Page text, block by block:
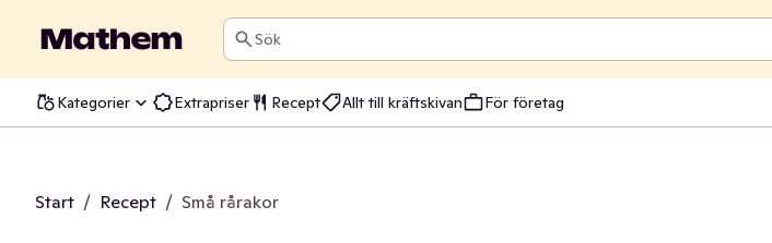
Sök
Kategorier Extrapriser Recept Allt till kräftskivan För företag
Start / Recept / Små rårakor